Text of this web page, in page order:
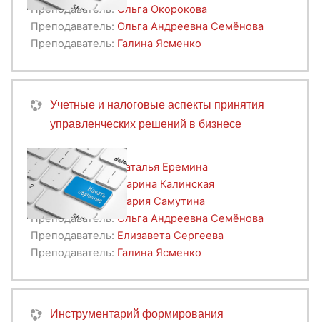
Преподаватель: Ольга Окорокова
Преподаватель: Ольга Андреевна Семёнова
Преподаватель: Галина Ясменко
Учетные и налоговые аспекты принятия
управленческих решений в бизнесе
Преподаватель:Наталья Еремина
Преподаватель: Марина Калинская
Преподаватель:
Мария Самутина
Преподаватель: Ольга Андреевна Семёнова
Преподаватель: Елизавета Сергеева
Преподаватель: Галина Ясменко
Инструментарий формирования